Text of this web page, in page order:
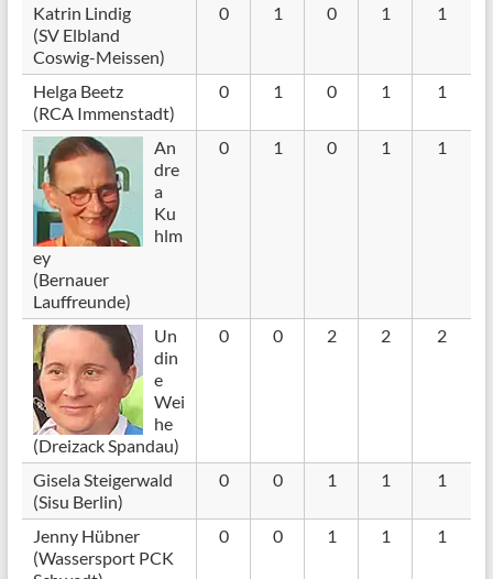
Katrin Lindig
(SV Elbland
Coswig-Meissen)
0 1 0 1 1
Helga Beetz
(RCA Immenstadt)
0 1 0 1 1
An
dre
a
Ku
hlm
ey
(Bernauer
Lauffreunde)
0 1 0 1 1
Un
din
e
Wei
he
(Dreizack Spandau)
0 0 2 2 2
Gisela Steigerwald
(Sisu Berlin)
0 0 1 1 1
Jenny Hübner
(Wassersport PCK
0 0 1 1 1